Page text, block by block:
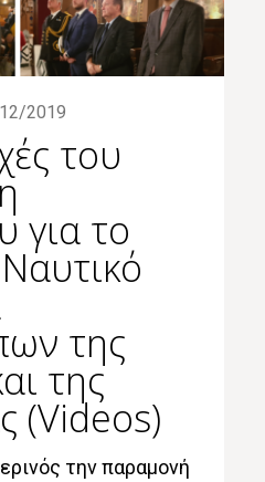
2019
του
για το
της
της
(Videos)
την παραμονή